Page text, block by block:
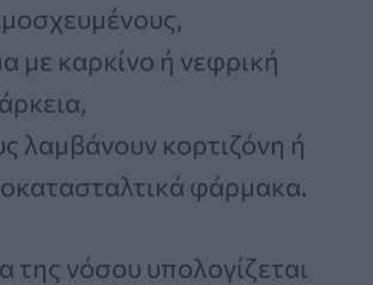
με καρκίνο ή νεφρική
λαμβάνουν κορτιζόνη ή
φάρμακα.
της νόσου υπολογίζεται